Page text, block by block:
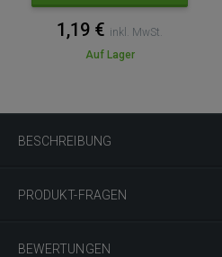
1,19 € inkl. MwSt.
Auf Lager
BESCHREIBUNG
PRODUKT-FRAGEN
BEWERTUNGEN